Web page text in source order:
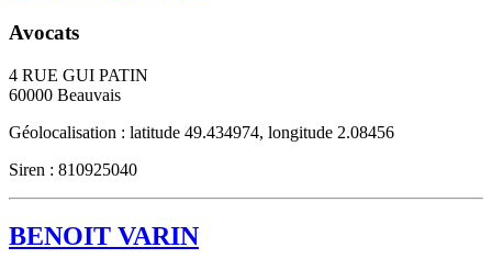
Avocats
4 RUE GUI PATIN
60000 Beauvais
Géolocalisation : latitude 49.434974, longitude 2.08456
Siren : 810925040
BENOIT VARIN